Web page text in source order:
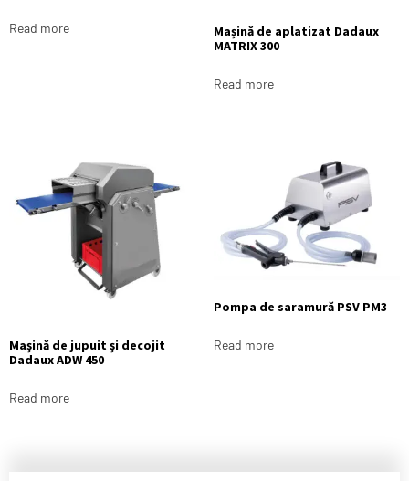
Read more
Mașină de aplatizat Dadaux
MATRIX 300
Read more
Mașină de jupuit și decojit
Dadaux ADW 450
Read more
Pompa de saramură PSV PM3
Read more